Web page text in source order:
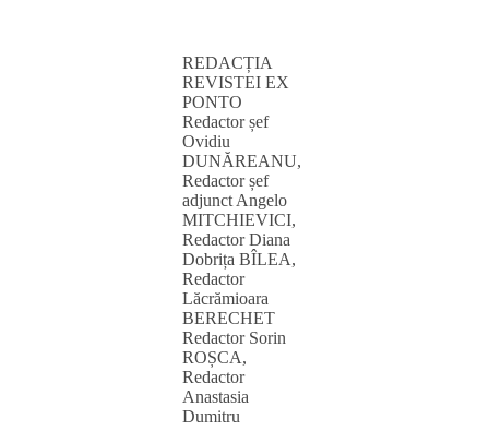
REDACȚIA
REVISTEI EX
PONTO
Redactor șef
Ovidiu
DUNĂREANU,
Redactor șef
adjunct Angelo
MITCHIEVICI,
Redactor Diana
Dobrița BÎLEA,
Redactor
Lăcrămioara
BERECHET
Redactor Sorin
ROȘCA,
Redactor
Anastasia
Dumitru